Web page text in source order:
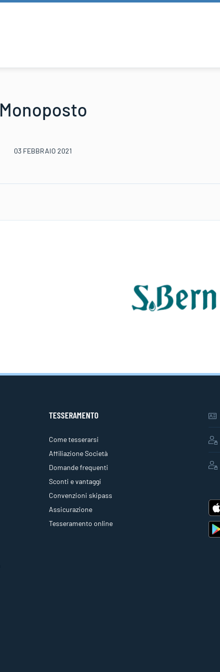
Monoposto
03 FEBBRAIO 2021
TESSERAMENTO
Come tesserarsi
Affiliazione Società
Domande frequenti
Sconti e vantaggi
Convenzioni skipass
Assicurazione
Tesseramento online